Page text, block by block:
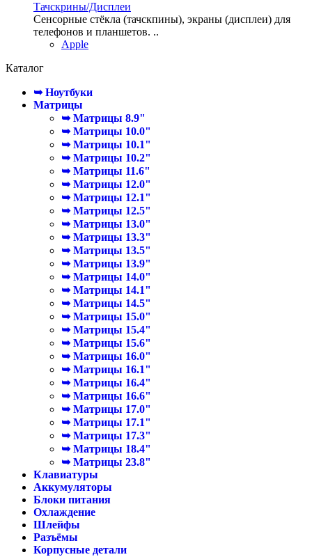
Тачскрины/Дисплеи
Сенсорные стёкла (тачскпины), экраны (дисплеи) для
телефонов и планшетов. ..
Apple
Каталог
➥ Ноутбуки
Матрицы
➥ Матрицы 8.9"
➥ Матрицы 10.0"
➥ Матрицы 10.1"
➥ Матрицы 10.2"
➥ Матрицы 11.6"
➥ Матрицы 12.0"
➥ Матрицы 12.1"
➥ Матрицы 12.5"
➥ Матрицы 13.0"
➥ Матрицы 13.3"
➥ Матрицы 13.5"
➥ Матрицы 13.9"
➥ Матрицы 14.0"
➥ Матрицы 14.1"
➥ Матрицы 14.5"
➥ Матрицы 15.0"
➥ Матрицы 15.4"
➥ Матрицы 15.6"
➥ Матрицы 16.0"
➥ Матрицы 16.1"
➥ Матрицы 16.4"
➥ Матрицы 16.6"
➥ Матрицы 17.0"
➥ Матрицы 17.1"
➥ Матрицы 17.3"
➥ Матрицы 18.4"
➥ Матрицы 23.8"
Клавиатуры
Аккумуляторы
Блоки питания
Охлаждение
Шлейфы
Разъёмы
Корпусные детали